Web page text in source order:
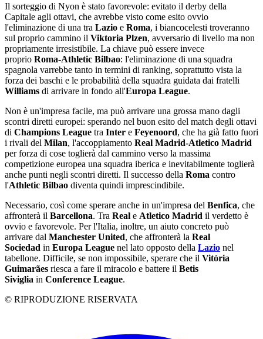
Il sorteggio di Nyon è stato favorevole: evitato il derby della
Capitale agli ottavi, che avrebbe visto come esito ovvio
l'eliminazione di una tra Lazio e Roma, i biancocelesti troveranno
sul proprio cammino il Viktoria Plzen, avversario di livello ma non
propriamente irresistibile. La chiave può essere invece
proprio Roma-Athletic Bilbao: l'eliminazione di una squadra
spagnola varrebbe tanto in termini di ranking, soprattutto vista la
forza dei baschi e le probabilità della squadra guidata dai fratelli
Williams di arrivare in fondo all'Europa League.
Non è un'impresa facile, ma può arrivare una grossa mano dagli
scontri diretti europei: sperando nel buon esito del match degli ottavi
di Champions League tra Inter e Feyenoord, che ha già fatto fuori
i rivali del Milan, l'accoppiamento Real Madrid-Atletico Madrid
per forza di cose toglierà dal cammino verso la massima
competizione europea una squadra iberica e inevitabilmente toglierà
anche punti negli scontri diretti. Il successo della Roma contro
l'Athletic Bilbao diventa quindi imprescindibile.
Necessario, così come sperare anche in un'impresa del Benfica, che
affronterà il Barcellona. Tra Real e Atletico Madrid il verdetto è
ovvio e favorevole. Per l'Italia, inoltre, un aiuto concreto può
arrivare dal Manchester United, che affronterà la Real
Sociedad in Europa League nel lato opposto della Lazio nel
tabellone. Difficile, se non impossibile, sperare che il Vitória
Guimarães riesca a fare il miracolo e battere il Betis
Siviglia in Conference League.
© RIPRODUZIONE RISERVATA